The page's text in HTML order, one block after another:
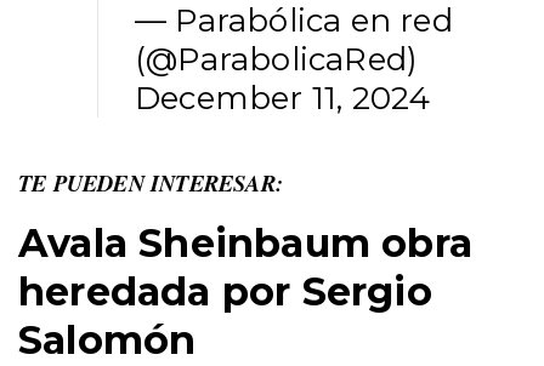
— Parabólica en red
(@ParabolicaRed)
December 11, 2024
TE PUEDEN INTERESAR:
Avala Sheinbaum obra
heredada por Sergio
Salomón